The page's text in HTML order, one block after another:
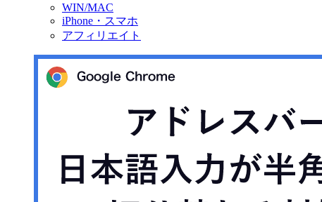
WIN/MAC
iPhone・スマホ
アフィリエイト